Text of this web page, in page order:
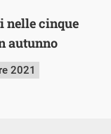
nelle cinque
autunno
2021